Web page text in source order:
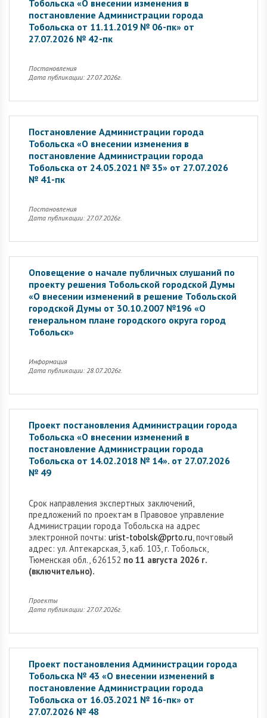
Тобольска «О внесении изменения в
постановление Администрации города
Тобольска от 11.11.2019 № 06-пк» от
27.07.2026 № 42-пк
Постановления
Дата публикации: 27.07.2026г.
Постановление Администрации города
Тобольска «О внесении изменения в
постановление Администрации города
Тобольска от 24.05.2021 № 35» от 27.07.2026
№ 41-пк
Постановления
Дата публикации: 27.07.2026г.
Оповещение о начале публичных слушаний по
проекту решения Тобольской городской Думы
«О внесении изменений в решение Тобольской
городской Думы от 30.10.2007 №196 «О
генеральном плане городского округа город
Тобольск»
Информация
Дата публикации: 28.07.2026г.
Проект постановления Администрации города
Тобольска «О внесении изменений в
постановление Администрации города
Тобольска от 14.02.2018 № 14». от 27.07.2026
№ 49
Cрок направления экспертных заключений,
предложений по проектам в Правовое управление
Администрации города Тобольска на адрес
электронной почты: urist-tobolsk@prto.ru, почтовый
адрес: ул. Аптекарская, 3, каб. 103, г. Тобольск,
Тюменская обл., 626152 по 11 августа 2026 г.
(включительно).
Проекты
Дата публикации: 27.07.2026г.
Проект постановления Администрации города
Тобольска № 43 «О внесении изменений в
постановление Администрации города
Тобольска от 16.03.2021 № 16-пк» от
27.07.2026 № 48